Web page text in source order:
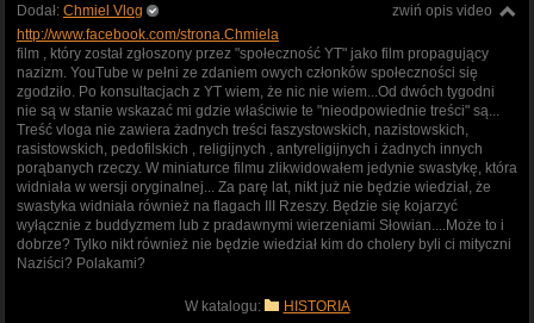
zwiń opis video
Dodał: Chmiel Vlog
http://www.facebook.com/strona.Chmiela
film , który został zgłoszony przez "społeczność YT" jako film propagujący
nazizm. YouTube w pełni ze zdaniem owych członków społeczności się
zgodziło. Po konsultacjach z YT wiem, że nic nie wiem...Od dwóch tygodni
nie są w stanie wskazać mi gdzie właściwie te "nieodpowiednie treści" są...
Treść vloga nie zawiera żadnych treści faszystowskich, nazistowskich,
rasistowskich, pedofilskich , religijnych , antyreligijnych i żadnych innych
porąbanych rzeczy. W miniaturce filmu zlikwidowałem jedynie swastykę, która
widniała w wersji oryginalnej... Za parę lat, nikt już nie będzie wiedział, że
swastyka widniała również na flagach III Rzeszy. Będzie się kojarzyć
wyłącznie z buddyzmem lub z pradawnymi wierzeniami Słowian....Może to i
dobrze? Tylko nikt również nie będzie wiedział kim do cholery byli ci mityczni
Naziści? Polakami?
W katalogu: HISTORIA